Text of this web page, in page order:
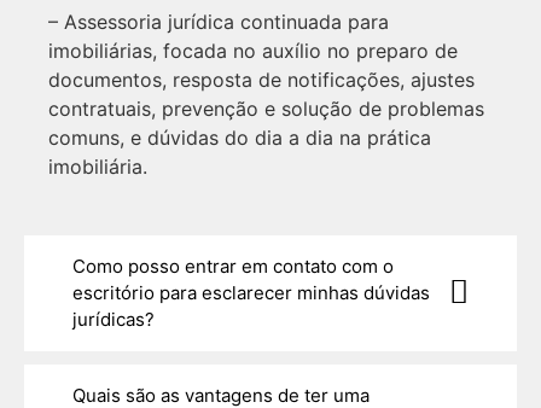
– Assessoria jurídica continuada para
imobiliárias, focada no auxílio no preparo de
documentos, resposta de notificações, ajustes
contratuais, prevenção e solução de problemas
comuns, e dúvidas do dia a dia na prática
imobiliária.
Como posso entrar em contato com o
escritório para esclarecer minhas dúvidas
jurídicas?
Quais são as vantagens de ter uma